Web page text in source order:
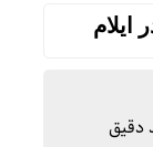
دقیق